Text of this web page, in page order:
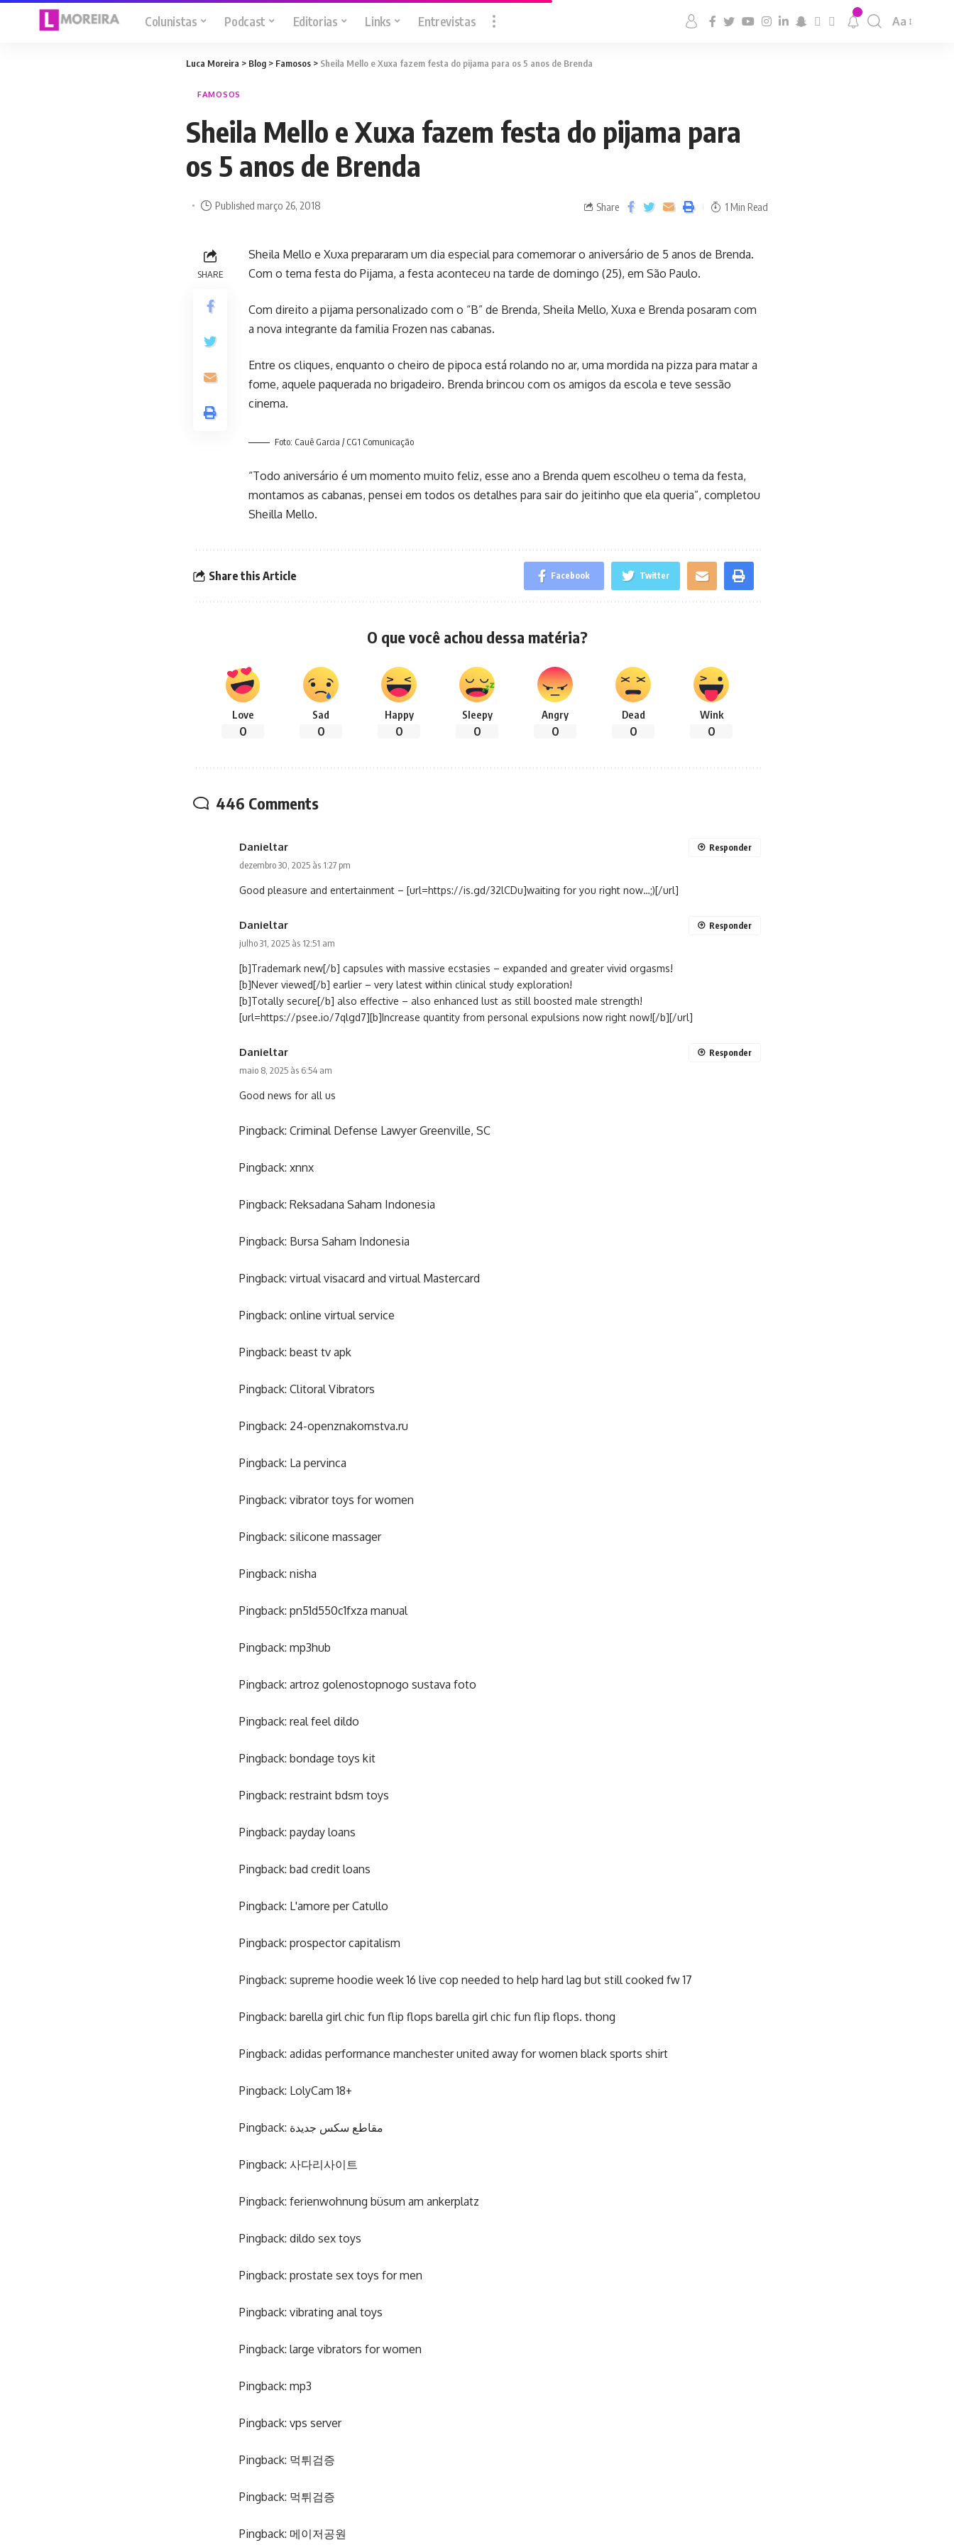
Colunistas Podcast Editorias Links Entrevistas Aa
Luca Moreira > Blog > Famosos > Sheila Mello e Xuxa fazem festa do pijama para os 5 anos de Brenda
FAMOSOS
Sheila Mello e Xuxa fazem festa do pijama para
os 5 anos de Brenda
Published março 26, 2018 Share 1 Min Read
SHARE
Sheila Mello e Xuxa prepararam um dia especial para comemorar o aniversário de 5 anos de Brenda.
Com o tema festa do Pijama, a festa aconteceu na tarde de domingo (25), em São Paulo.
Com direito a pijama personalizado com o “B” de Brenda, Sheila Mello, Xuxa e Brenda posaram com
a nova integrante da familia Frozen nas cabanas.
Entre os cliques, enquanto o cheiro de pipoca está rolando no ar, uma mordida na pizza para matar a
fome, aquele paquerada no brigadeiro. Brenda brincou com os amigos da escola e teve sessão
cinema.
Foto: Cauê Garcia / CG1 Comunicação
“Todo aniversário é um momento muito feliz, esse ano a Brenda quem escolheu o tema da festa,
montamos as cabanas, pensei em todos os detalhes para sair do jeitinho que ela queria”, completou
Sheilla Mello.
Share this Article Facebook Twitter
O que você achou dessa matéria?
Love
0
Sad
0
Happy
0
Sleepy
0
Angry
0
Dead
0
Wink
0
446 Comments
Danieltar
dezembro 30, 2025 às 1:27 pm
Good pleasure and entertainment – [url=https://is.gd/32lCDu]waiting for you right now…;)[/url]
Responder
Danieltar
julho 31, 2025 às 12:51 am
[b]Trademark new[/b] capsules with massive ecstasies – expanded and greater vivid orgasms!
[b]Never viewed[/b] earlier – very latest within clinical study exploration!
[b]Totally secure[/b] also effective – also enhanced lust as still boosted male strength!
[url=https://psee.io/7qlgd7][b]Increase quantity from personal expulsions now right now![/b][/url]
Responder
Danieltar
maio 8, 2025 às 6:54 am
Good news for all us
Responder
Pingback: Criminal Defense Lawyer Greenville, SC
Pingback: xnnx
Pingback: Reksadana Saham Indonesia
Pingback: Bursa Saham Indonesia
Pingback: virtual visacard and virtual Mastercard
Pingback: online virtual service
Pingback: beast tv apk
Pingback: Clitoral Vibrators
Pingback: 24-openznakomstva.ru
Pingback: La pervinca
Pingback: vibrator toys for women
Pingback: silicone massager
Pingback: nisha
Pingback: pn51d550c1fxza manual
Pingback: mp3hub
Pingback: artroz golenostopnogo sustava foto
Pingback: real feel dildo
Pingback: bondage toys kit
Pingback: restraint bdsm toys
Pingback: payday loans
Pingback: bad credit loans
Pingback: L'amore per Catullo
Pingback: prospector capitalism
Pingback: supreme hoodie week 16 live cop needed to help hard lag but still cooked fw 17
Pingback: barella girl chic fun flip flops barella girl chic fun flip flops. thong
Pingback: adidas performance manchester united away for women black sports shirt
Pingback: LolyCam 18+
Pingback: مقاطع سكس جديدة
Pingback: 사다리사이트
Pingback: ferienwohnung büsum am ankerplatz
Pingback: dildo sex toys
Pingback: prostate sex toys for men
Pingback: vibrating anal toys
Pingback: large vibrators for women
Pingback: mp3
Pingback: vps server
Pingback: 먹튀검증
Pingback: 먹튀검증
Pingback: 메이저공원